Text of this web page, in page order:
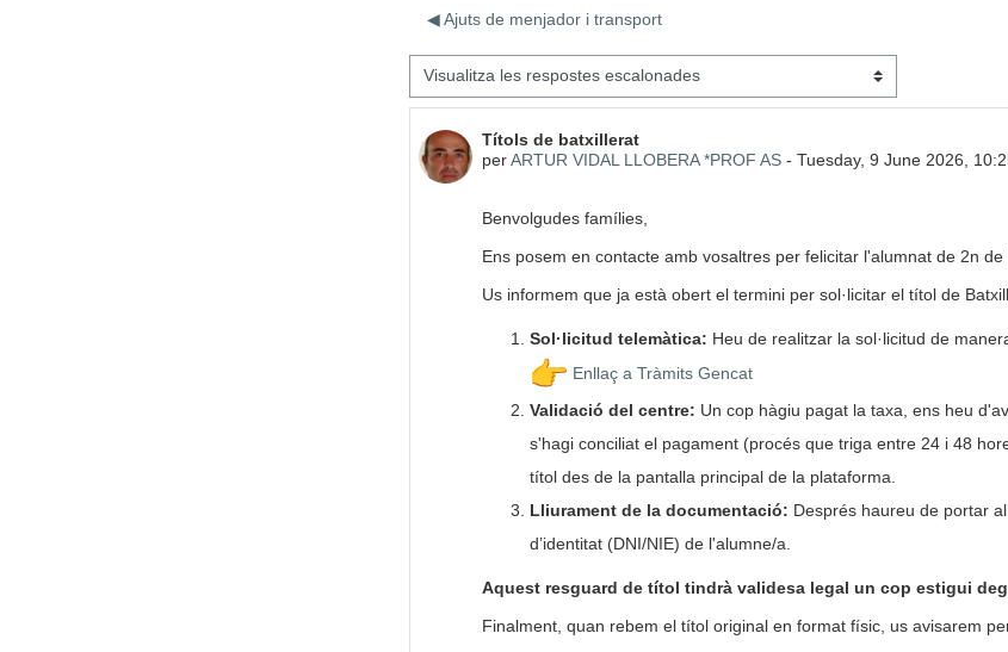
◀︎ Ajuts de menjador i transport
Mode de visualització
Títols de batxillerat
perARTUR VIDAL LLOBERA *PROF AS- Tuesday, 9 June 2026,
Nombre de respostes: 0
Benvolgudes famílies,
Ens posem en contacte amb vosaltres per felicitar l'alumnat de 2n
Us informem que ja està obert el termini per sol·licitar el títol de
Sol·licitud telemàtica: Heu de realitzar la sol·licitud de
Enllaç a Tràmits Gencat
Validació del centre: Un cop hàgiu pagat la taxa, ens heu
s'hagi conciliat el pagament (procés que triga entre 24 i 48
títol des de la pantalla principal de la plataforma.
Lliurament de la documentació: Després haureu de portar
d’identitat (DNI/NIE) de l'alumne/a.
Aquest resguard de títol tindrà validesa legal un cop estigui
Finalment, quan rebem el títol original en format físic, us avisarem